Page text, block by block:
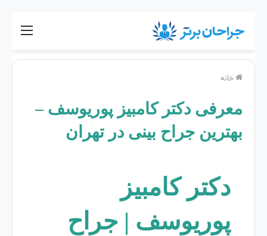
خانه
معرفی دکتر کامبیز پوریوسف –
بهترین جراح بینی در تهران
دکتر کامبیز
پوریوسف | جراح